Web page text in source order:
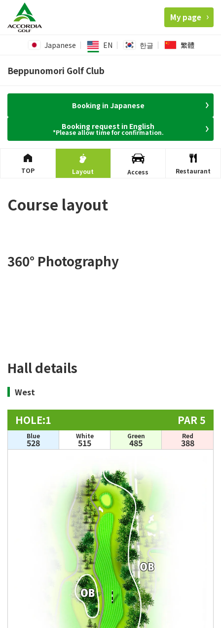
My page
Japanese EN 한글 繁體
Beppunomori Golf Club
Booking in Japanese
Booking request in English
*Please allow time for confirmation.
TOP Layout Access Restaurant
Course layout
360° Photography
Hall details
West
HOLE:1 PAR 5
Blue
528
White
515
Green
485
Red
388